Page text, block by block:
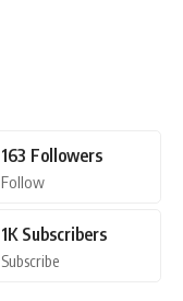
163 Followers
Follow
1K Subscribers
Subscribe